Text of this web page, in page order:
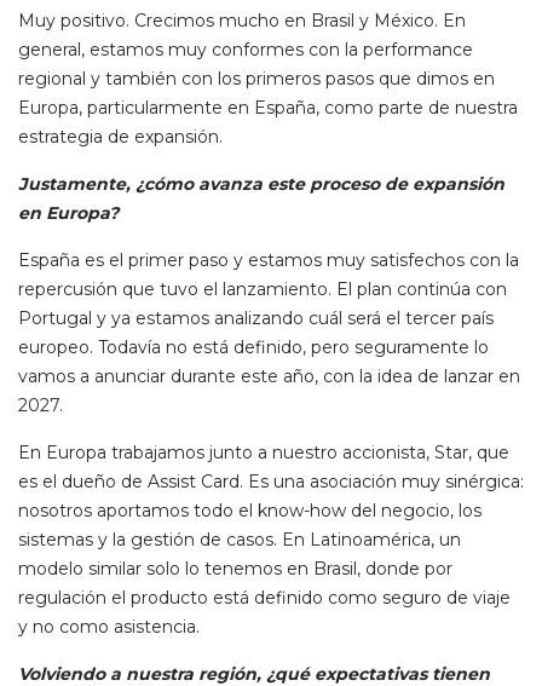
Muy positivo. Crecimos mucho en Brasil y México. En
general, estamos muy conformes con la performance
regional y también con los primeros pasos que dimos en
Europa, particularmente en España, como parte de nuestra
estrategia de expansión.
Justamente, ¿cómo avanza este proceso de expansión
en Europa?
España es el primer paso y estamos muy satisfechos con la
repercusión que tuvo el lanzamiento. El plan continúa con
Portugal y ya estamos analizando cuál será el tercer país
europeo. Todavía no está definido, pero seguramente lo
vamos a anunciar durante este año, con la idea de lanzar en
2027.
En Europa trabajamos junto a nuestro accionista, Star, que
es el dueño de Assist Card. Es una asociación muy sinérgica:
nosotros aportamos todo el know-how del negocio, los
sistemas y la gestión de casos. En Latinoamérica, un
modelo similar solo lo tenemos en Brasil, donde por
regulación el producto está definido como seguro de viaje
y no como asistencia.
Volviendo a nuestra región, ¿qué expectativas tienen